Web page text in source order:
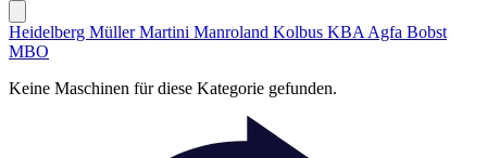
Heidelberg Müller Martini Manroland Kolbus KBA Agfa Bobst
MBO
Keine Maschinen für diese Kategorie gefunden.